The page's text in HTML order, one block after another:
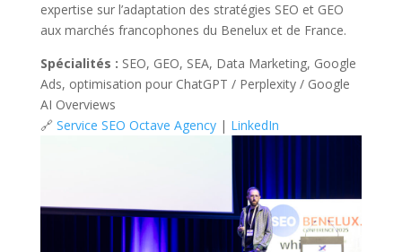
expertise sur l’adaptation des stratégies SEO et GEO
aux marchés francophones du Benelux et de France.
Spécialités : SEO, GEO, SEA, Data Marketing, Google
Ads, optimisation pour ChatGPT / Perplexity / Google
AI Overviews
🔗 Service SEO Octave Agency| LinkedIn